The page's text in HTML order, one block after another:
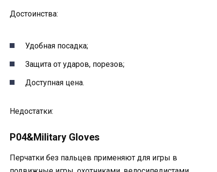
Достоинства:
Удобная посадка;
Защита от ударов, порезов;
Доступная цена.
Недостатки:
P04&Military Gloves
Перчатки без пальцев применяют для игры в